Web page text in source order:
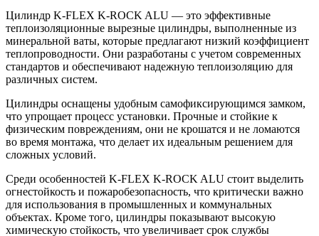
Цилиндр K-FLEX K-ROCK ALU — это эффективные
теплоизоляционные вырезные цилиндры, выполненные из
минеральной ваты, которые предлагают низкий коэффициент
теплопроводности. Они разработаны с учетом современных
стандартов и обеспечивают надежную теплоизоляцию для
различных систем.
Цилиндры оснащены удобным самофиксирующимся замком,
что упрощает процесс установки. Прочные и стойкие к
физическим повреждениям, они не крошатся и не ломаются
во время монтажа, что делает их идеальным решением для
сложных условий.
Среди особенностей K-FLEX K-ROCK ALU стоит выделить
огнестойкость и пожаробезопасность, что критически важно
для использования в промышленных и коммунальных
объектах. Кроме того, цилиндры показывают высокую
химическую стойкость, что увеличивает срок службы